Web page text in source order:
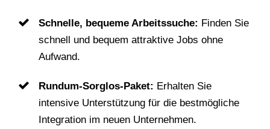
Schnelle, bequeme Arbeitssuche: Finden Sie
schnell und bequem attraktive Jobs ohne
Aufwand.
Rundum-Sorglos-Paket: Erhalten Sie
intensive Unterstützung für die bestmögliche
Integration im neuen Unternehmen.